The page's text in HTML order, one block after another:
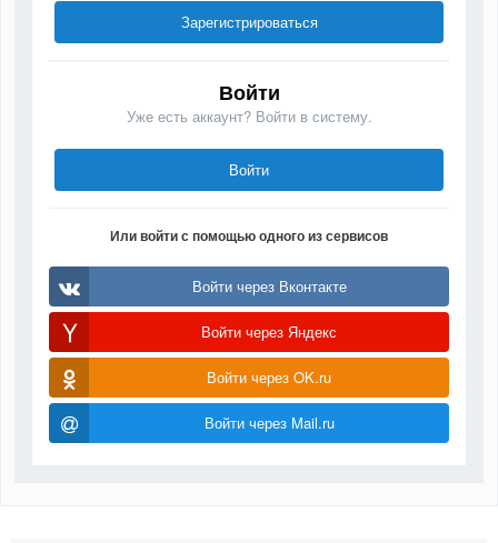
Зарегистрироваться
Войти
Уже есть аккаунт? Войти в систему.
Войти
Или войти с помощью одного из сервисов
Войти через Вконтакте
Войти через Яндекс
Войти через OK.ru
Войти через Mail.ru